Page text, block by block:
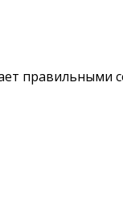
правильными